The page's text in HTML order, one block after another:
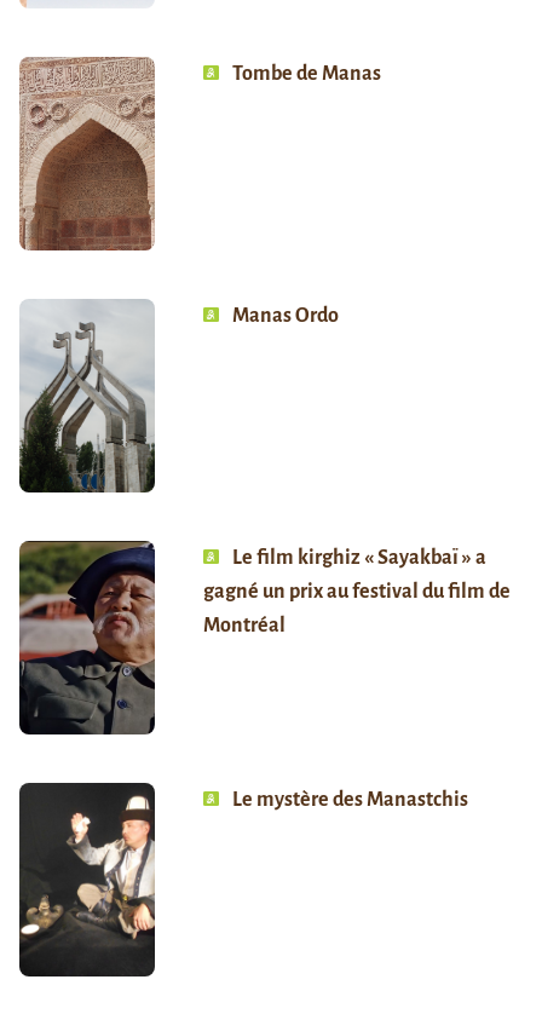
Tombe de Manas
Manas Ordo
Le film kirghiz « Sayakbaï » a
gagné un prix au festival du film de
Montréal
Le mystère des Manastchis